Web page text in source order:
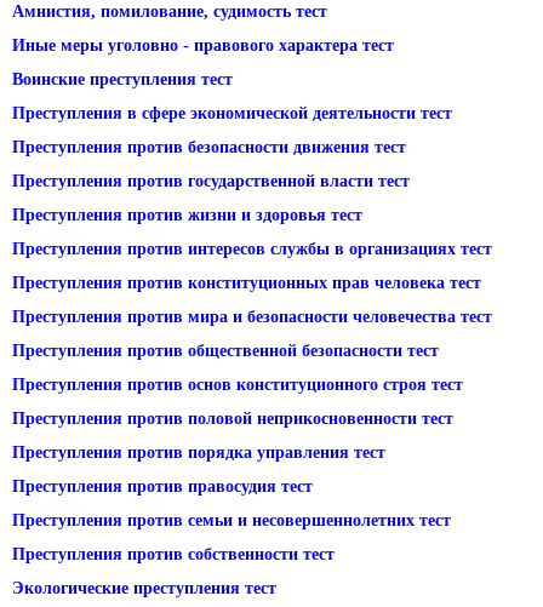
Амнистия, помилование, судимость тест
Иные меры уголовно - правового характера тест
Воинские преступления тест
Преступления в сфере экономической деятельности тест
Преступления против безопасности движения тест
Преступления против государственной власти тест
Преступления против жизни и здоровья тест
Преступления против интересов службы в организациях тест
Преступления против конституционных прав человека тест
Преступления против мира и безопасности человечества тест
Преступления против общественной безопасности тест
Преступления против основ конституционного строя тест
Преступления против половой неприкосновенности тест
Преступления против порядка управления тест
Преступления против правосудия тест
Преступления против семьи и несовершеннолетних тест
Преступления против собственности тест
Экологические преступления тест